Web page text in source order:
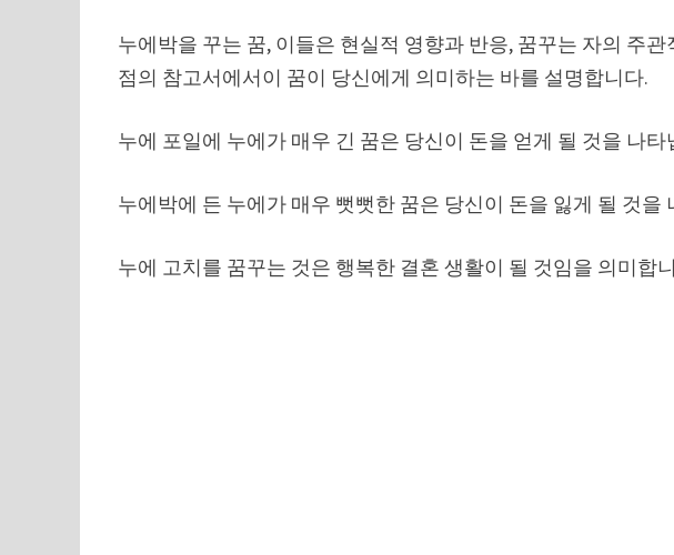
누에박을 꾸는 꿈, 이들은 현실적 영향과 반응, 꿈꾸는 자의 주
점의 참고서에서이 꿈이 당신에게 의미하는 바를 설명합니다.
누에 포일에 누에가 매우 긴 꿈은 당신이 돈을 얻게 될 것을 나타
누에박에 든 누에가 매우 뻣뻣한 꿈은 당신이 돈을 잃게 될 것을
누에 고치를 꿈꾸는 것은 행복한 결혼 생활이 될 것임을 의미합